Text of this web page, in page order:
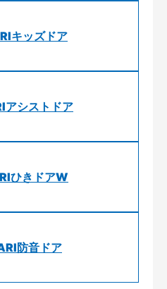
キッズドア
シストドア
ひきドアW
防音ドア